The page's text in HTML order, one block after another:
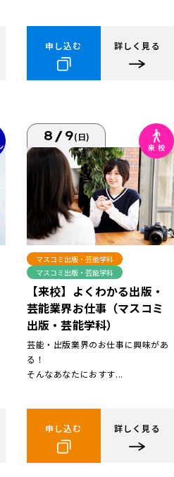
申し込む 詳しく見る
8/9(日)
マスコミ出版・芸能学科
マスコミ出版・芸能学科
【来校】よくわかる出版・
芸能業界お仕事（マスコミ
出版・芸能学科）
芸能・出版業界のお仕事に興味があ
る！
そんなあなたにおすす...
申し込む 詳しく見る